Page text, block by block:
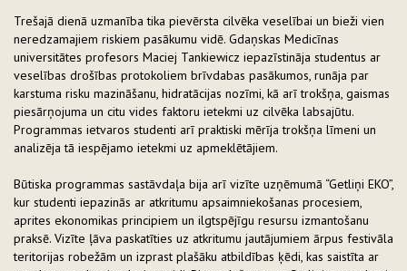
Trešajā dienā uzmanība tika pievērsta cilvēka veselībai un bieži vien
neredzamajiem riskiem pasākumu vidē. Gdaņskas Medicīnas
universitātes profesors Maciej Tankiewicz iepazīstināja studentus ar
veselības drošības protokoliem brīvdabas pasākumos, runāja par
karstuma risku mazināšanu, hidratācijas nozīmi, kā arī trokšņa, gaismas
piesārņojuma un citu vides faktoru ietekmi uz cilvēka labsajūtu.
Programmas ietvaros studenti arī praktiski mērīja trokšņa līmeni un
analizēja tā iespējamo ietekmi uz apmeklētājiem.
Būtiska programmas sastāvdaļa bija arī vizīte uzņēmumā “Getliņi EKO”,
kur studenti iepazinās ar atkritumu apsaimniekošanas procesiem,
aprites ekonomikas principiem un ilgtspējīgu resursu izmantošanu
praksē. Vizīte ļāva paskatīties uz atkritumu jautājumiem ārpus festivāla
teritorijas robežām un izprast plašāku atbildības ķēdi, kas saistīta ar